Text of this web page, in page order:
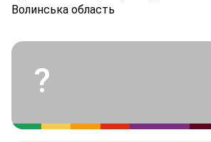
Волинська область
?